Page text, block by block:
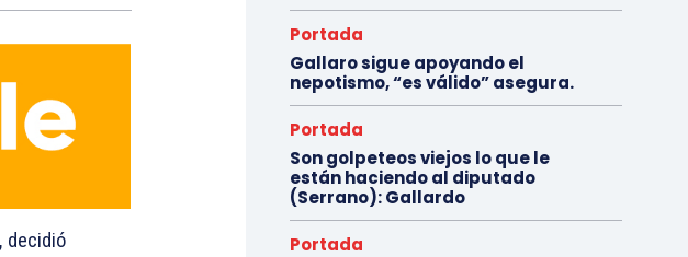
decidió
Portada
Gallaro sigue apoyando el
nepotismo, “es válido” asegura.
Portada
Son golpeteos viejos lo que le
están haciendo al diputado
(Serrano): Gallardo
Portada